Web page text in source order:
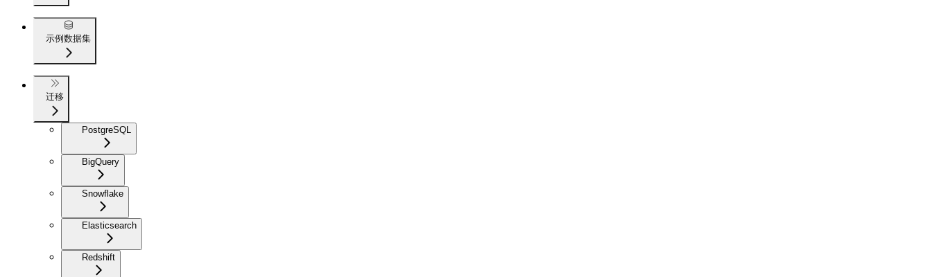
示例数据集
迁移
PostgreSQL
BigQuery
Snowflake
Elasticsearch
Redshift